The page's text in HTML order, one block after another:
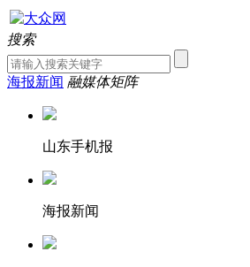
搜索
海报新闻 融媒体矩阵
山东手机报
海报新闻